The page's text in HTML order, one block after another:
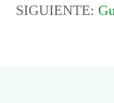
SIGUIENTE: